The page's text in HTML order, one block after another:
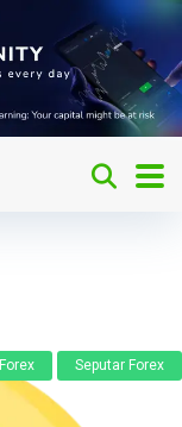
Forex Seputar Forex